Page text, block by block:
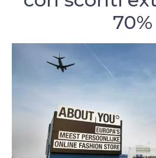
70%